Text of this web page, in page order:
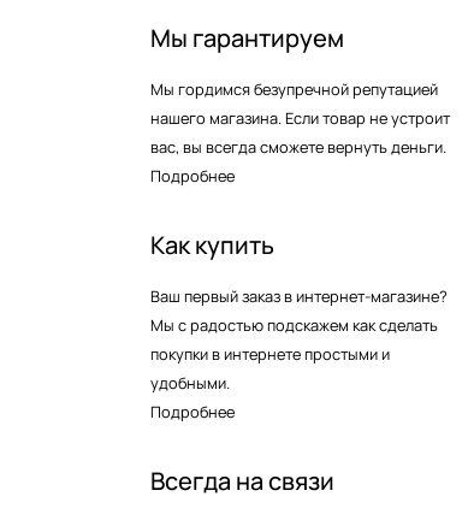
Мы гарантируем
Мы гордимся безупречной репутацией
нашего магазина. Если товар не устроит
вас, вы всегда сможете вернуть деньги.
Подробнее
Как купить
Ваш первый заказ в интернет-магазине?
Мы с радостью подскажем как сделать
покупки в интернете простыми и
удобными.
Подробнее
Всегда на связи